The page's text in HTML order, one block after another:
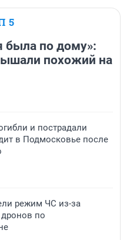
5
была по дому»:
похожий на
и пострадали
в Подмосковье после
режим ЧС из-за
дронов по